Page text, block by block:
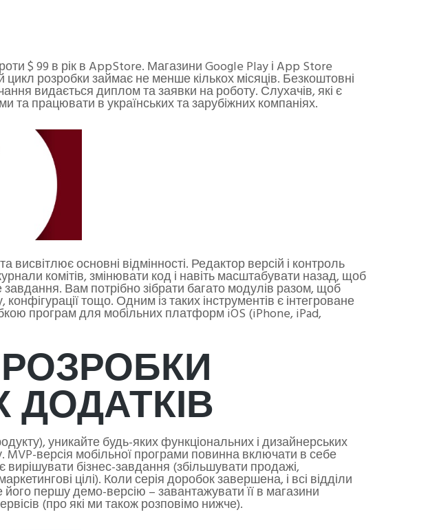
$ 99 в рік в AppStore. Магазини Google Play і App Store
цикл розробки займає не менше кількох місяців. Безкоштовні
видається диплом та заявки на роботу. Слухачів, які є
та працювати в українських та зарубіжних компаніях.
основні відмінності. Редактор версій і контроль
комітів, змінювати код і навіть масштабувати назад, щоб
Вам потрібно зібрати багато модулів разом, щоб
тощо. Одним із таких інструментів є інтегроване
програм для мобільних платформ iOS (iPhone, iPad,
уникайте будь-яких функціональних і дизайнерських
версія мобільної програми повинна включати в себе
вирішувати бізнес-завдання (збільшувати продажі,
цілі). Коли серія доробок завершена, і всі відділи
першу демо-версію – завантажувати її в магазини
(про які ми також розповімо нижче).